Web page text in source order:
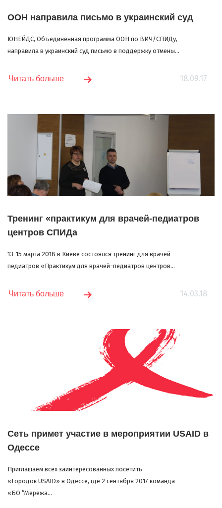
ООН направила письмо в украинский суд
ЮНЕЙДС, Объединенная программа ООН по ВИЧ/СПИДу,
направила в украинский суд письмо в поддержку отмены...
18.09.17
Читать больше
Тренинг «практикум для врачей-педиатров
центров СПИДа
13-15 марта 2018 в Киеве состоялся тренинг для врачей
педиатров «Практикум для врачей-педиатров центров...
14.03.18
Читать больше
Сеть примет участие в мероприятии USAID в
Одессе
Приглашаем всех заинтересованных посетить
«Городок USAID» в Одессе, где 2 сентября 2017 команда
«БО “Мережа...